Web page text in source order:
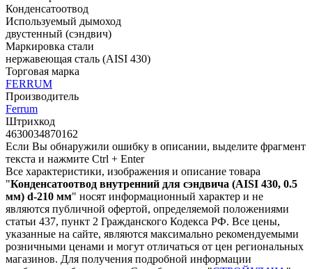
Конденсатоотвод
Используемый дымоход
двустенный (сэндвич)
Маркировка стали
нержавеющая сталь (AISI 430)
Торговая марка
FERRUM
Производитель
Ferrum
Штрихкод
4630034870162
Если Вы обнаружили ошибку в описании, выделите фрагмент
текста и нажмите Ctrl + Enter
Все характеристики, изображения и описание товара
"Конденсатоотвод внутренний для сэндвича (AISI 430, 0.5
мм) d-210 мм" носят информационный характер и не
являются публичной офертой, определяемой положениями
статьи 437, пункт 2 Гражданского Кодекса РФ. Все цены,
указанные на сайте, являются максимально рекомендуемыми
розничными ценами и могут отличаться от цен региональных
магазинов. Для получения подробной информации